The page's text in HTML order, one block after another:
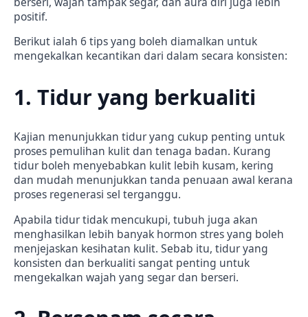
positif.
Berikut ialah 6 tips yang boleh diamalkan untuk
mengekalkan kecantikan dari dalam secara konsisten:
1. Tidur yang berkualiti
Kajian menunjukkan tidur yang cukup penting untuk
proses pemulihan kulit dan tenaga badan. Kurang
tidur boleh menyebabkan kulit lebih kusam, kering
dan mudah menunjukkan tanda penuaan awal kerana
proses regenerasi sel terganggu.
Apabila tidur tidak mencukupi, tubuh juga akan
menghasilkan lebih banyak hormon stres yang boleh
menjejaskan kesihatan kulit. Sebab itu, tidur yang
konsisten dan berkualiti sangat penting untuk
mengekalkan wajah yang segar dan berseri.